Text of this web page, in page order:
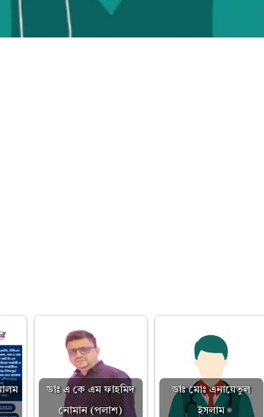
ডাঃ এ কে এম ফাহমিদ
নোমান (পলাশ)
ডাঃ মোঃ এনায়েতুল
ইসলাম